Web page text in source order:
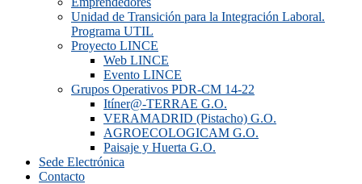
Unidad de Transición para la Integración Laboral.
Programa UTIL
Proyecto LINCE
Web LINCE
Evento LINCE
Grupos Operativos PDR-CM 14-22
Itíner@-TERRAE G.O.
VERAMADRID (Pistacho) G.O.
AGROECOLOGICAM G.O.
Paisaje y Huerta G.O.
Sede Electrónica
Contacto